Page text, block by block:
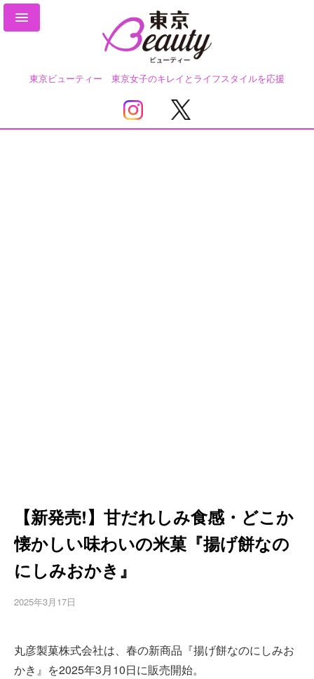
東京ビューティー 東京女子のキレイとライフスタイルを応援
【新発売!】甘だれしみ食感・どこか
懐かしい味わいの米菓『揚げ餅なの
にしみおかき』
2025年3月17日
丸彦製菓株式会社は、春の新商品『揚げ餅なのにしみお
かき』を2025年3月10日に販売開始。